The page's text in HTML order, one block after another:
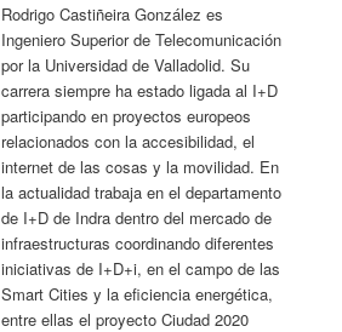
Rodrigo Castiñeira González es
Ingeniero Superior de Telecomunicación
por la Universidad de Valladolid. Su
carrera siempre ha estado ligada al I+D
participando en proyectos europeos
relacionados con la accesibilidad, el
internet de las cosas y la movilidad. En
la actualidad trabaja en el departamento
de I+D de Indra dentro del mercado de
infraestructuras coordinando diferentes
iniciativas de I+D+i, en el campo de las
Smart Cities y la eficiencia energética,
entre ellas el proyecto Ciudad 2020